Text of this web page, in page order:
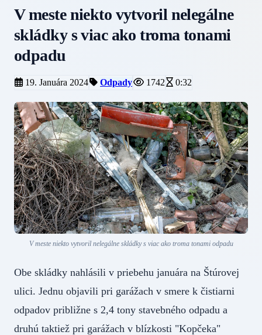
V meste niekto vytvoril nelegálne
skládky s viac ako troma tonami
odpadu
19. Januára 2024 Odpady 1742 0:32
V meste niekto vytvoril nelegálne skládky s viac ako troma tonami odpadu
Obe skládky nahlásili v priebehu januára na Štúrovej
ulici. Jednu objavili pri garážach v smere k čistiarni
odpadov približne s 2,4 tony stavebného odpadu a
druhú taktiež pri garážach v blízkosti "Kopčeka"